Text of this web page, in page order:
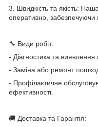
3. Швидкість та якість:
оперативно, забезпечуючи
🔧 Види робіт:
- Діагностика та
- Заміна або ремонт
- Профілактичне
ефективності.
🚚 Доставка та Гарантія: